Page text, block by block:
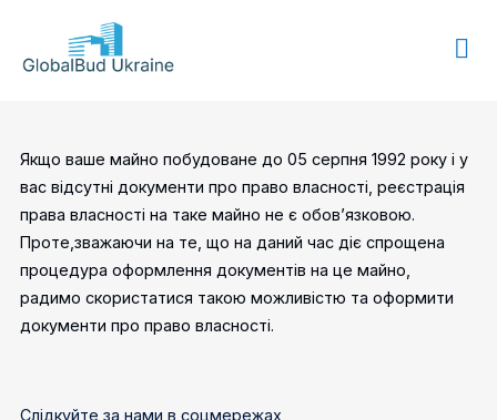
GLOBALBUD
Якщо ваше майно побудоване до05 серпня 1992 року і у
вас відсутні документи про право власності, реєстрація
права власності на таке майно не є обов’язковою.
Проте,зважаючи на те, що на даний час діє спрощена
процедура оформлення документів на це майно,
радимо скористатися такою можливістю та оформити
документи про право власності.
Слідкуйте за нами в соцмережах